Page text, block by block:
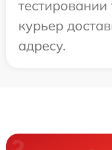
курьер
адресу.